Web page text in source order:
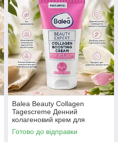
Balea Beauty Collagen
Tagescreme Денний
колагеновий крем для
обличчя 50 мл
Готово до відправки